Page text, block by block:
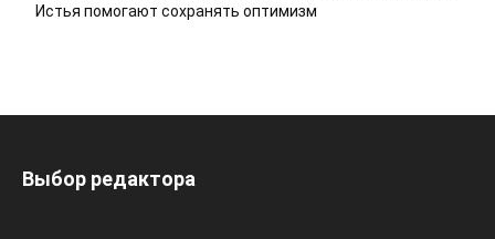
Истья помогают сохранять оптимизм
Выбор редактора